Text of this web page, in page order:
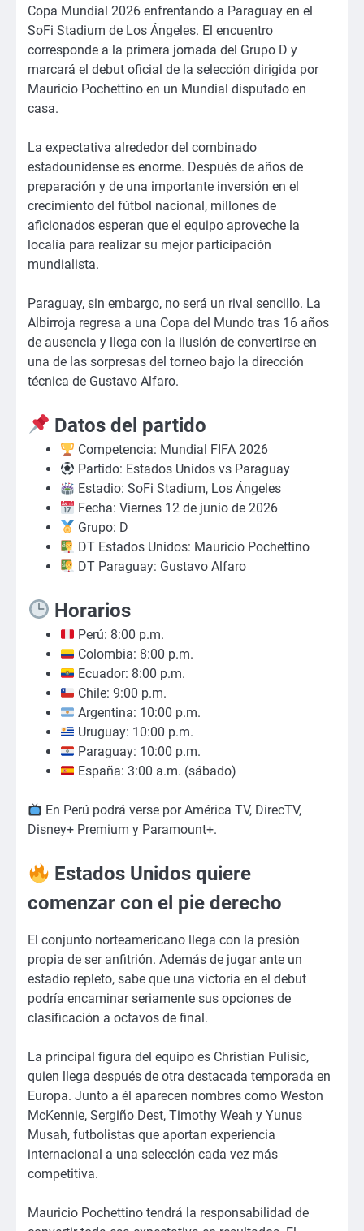
Copa Mundial 2026 enfrentando a Paraguay en el
SoFi Stadium de Los Ángeles. El encuentro
corresponde a la primera jornada del Grupo D y
marcará el debut oficial de la selección dirigida por
Mauricio Pochettino en un Mundial disputado en
casa.
La expectativa alrededor del combinado
estadounidense es enorme. Después de años de
preparación y de una importante inversión en el
crecimiento del fútbol nacional, millones de
aficionados esperan que el equipo aproveche la
localía para realizar su mejor participación
mundialista.
Paraguay, sin embargo, no será un rival sencillo. La
Albirroja regresa a una Copa del Mundo tras 16 años
de ausencia y llega con la ilusión de convertirse en
una de las sorpresas del torneo bajo la dirección
técnica de Gustavo Alfaro.
Datos del partido
Competencia: Mundial FIFA 2026
Partido: Estados Unidos vs Paraguay
Estadio: SoFi Stadium, Los Ángeles
Fecha: Viernes 12 de junio de 2026
Grupo: D
DT Estados Unidos: Mauricio Pochettino
DT Paraguay: Gustavo Alfaro
Horarios
Perú: 8:00 p.m.
Colombia: 8:00 p.m.
Ecuador: 8:00 p.m.
Chile: 9:00 p.m.
Argentina: 10:00 p.m.
Uruguay: 10:00 p.m.
Paraguay: 10:00 p.m.
España: 3:00 a.m. (sábado)
En Perú podrá verse por América TV, DirecTV,
Disney+ Premium y Paramount+.
Estados Unidos quiere
comenzar con el pie derecho
El conjunto norteamericano llega con la presión
propia de ser anfitrión. Además de jugar ante un
estadio repleto, sabe que una victoria en el debut
podría encaminar seriamente sus opciones de
clasificación a octavos de final.
La principal figura del equipo es Christian Pulisic,
quien llega después de otra destacada temporada en
Europa. Junto a él aparecen nombres como Weston
McKennie, Sergiño Dest, Timothy Weah y Yunus
Musah, futbolistas que aportan experiencia
internacional a una selección cada vez más
competitiva.
Mauricio Pochettino tendrá la responsabilidad de